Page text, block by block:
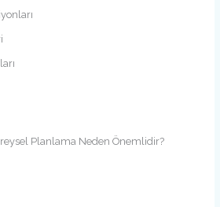
Planlama Neden Önemlidir?